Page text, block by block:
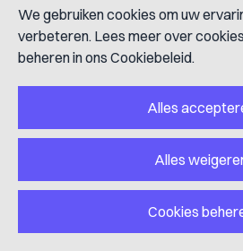
vanwege onvoldoende onderzoek
gezondheidsrisico's door
en kent schadevergoeding toe
redelijke termijn.
Vernietiging besluit
We gebruiken cookies om uw
verbeteren. Lees meer over
beheren in ons Cookiebeleid.
Alles
Alles
Cookies